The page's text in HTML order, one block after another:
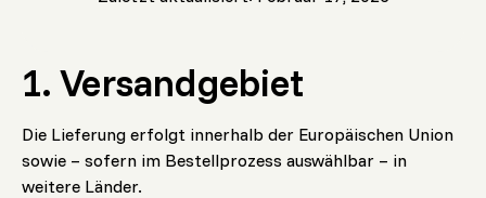
1. Versandgebiet
Die Lieferung erfolgt innerhalb der Europäischen Union
sowie – sofern im Bestellprozess auswählbar – in
weitere Länder.